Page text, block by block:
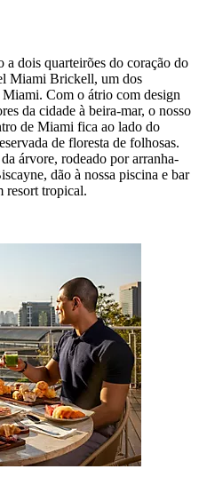
dois quarteirões do coração do
Miami Brickell, um dos
Com o átrio com design
da cidade à beira-mar, o nosso
de Miami fica ao lado do
de floresta de folhosas.
árvore, rodeado por arranha-
dão à nossa piscina e bar
resort tropical.